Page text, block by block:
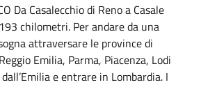
Da Casalecchio di Reno a Casale
chilometri. Per andare da una
attraversare le province di
Emilia, Parma, Piacenza, Lodi
e entrare in Lombardia. I